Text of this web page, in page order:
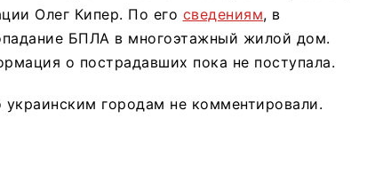
Олег Кипер. По его сведениям, в
БПЛА в многоэтажный жилой дом.
о пострадавших пока не поступала.
городам не комментировали.